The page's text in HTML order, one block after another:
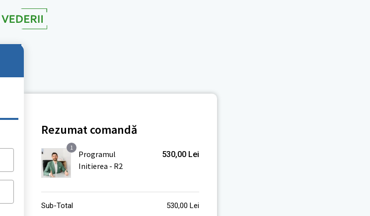
Rezumat comandă
1
Programul
Initierea - R2
530,00 Lei
Sub-Total 530,00 Lei